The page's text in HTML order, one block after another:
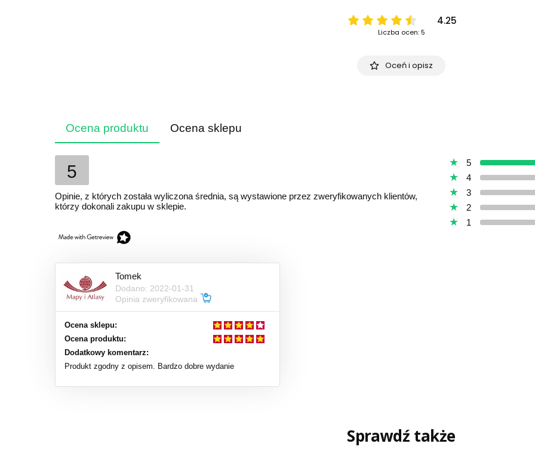
4.25
Liczba ocen: 5
Oceń i opisz
Ocena produktu Ocena sklepu
5
Opinie, z których została wyliczona średnia, są wystawione przez zweryfikowanych klientów,
którzy dokonali zakupu w sklepie.
5
4
3
2
1
Tomek
Dodano: 2022-01-31
Opinia zweryfikowana
Ocena sklepu:
Ocena produktu:
Dodatkowy komentarz:
Produkt zgodny z opisem. Bardzo dobre wydanie
Sprawdź także